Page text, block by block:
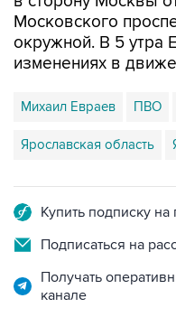
Московского
окружной. В 5 утра
изменениях в
Михаил Евраев ПВО
Ярославская область
Купить подписку
Подписаться на
Получать
канале